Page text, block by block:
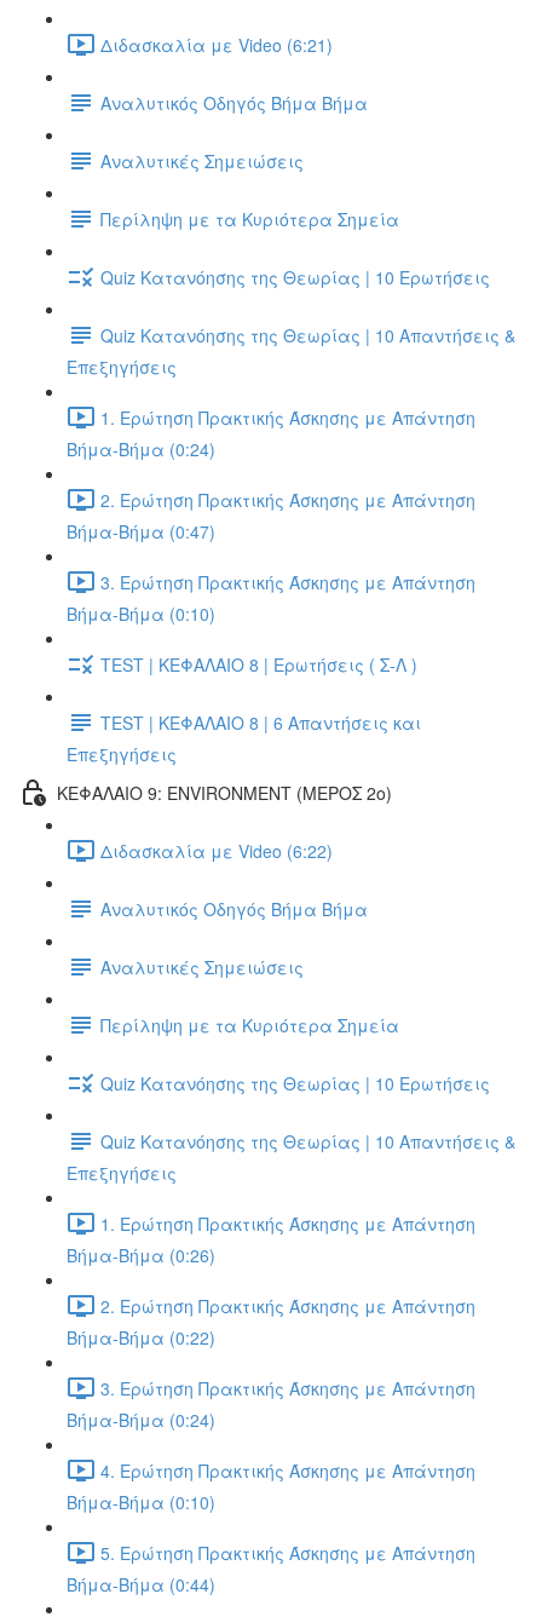
Διδασκαλία με Video (6:21)
Αναλυτικός Οδηγός Βήμα Βήμα
Αναλυτικές Σημειώσεις
Περίληψη με τα Κυριότερα Σημεία
Quiz Κατανόησης της Θεωρίας | 10 Ερωτήσεις
Quiz Κατανόησης της Θεωρίας | 10 Απαντήσεις &
Επεξηγήσεις
1. Ερώτηση Πρακτικής Άσκησης με Απάντηση
Βήμα-Βήμα (0:24)
2. Ερώτηση Πρακτικής Άσκησης με Απάντηση
Βήμα-Βήμα (0:47)
3. Ερώτηση Πρακτικής Άσκησης με Απάντηση
Βήμα-Βήμα (0:10)
TEST | ΚΕΦΑΛΑΙΟ 8 | Ερωτήσεις ( Σ-Λ )
TEST | ΚΕΦΑΛΑΙΟ 8 | 6 Απαντήσεις και
Επεξηγήσεις
ΚΕΦΑΛΑΙΟ 9: ENVIRONMENT (ΜΕΡΟΣ 2o)
Διδασκαλία με Video (6:22)
Αναλυτικός Οδηγός Βήμα Βήμα
Αναλυτικές Σημειώσεις
Περίληψη με τα Κυριότερα Σημεία
Quiz Κατανόησης της Θεωρίας | 10 Ερωτήσεις
Quiz Κατανόησης της Θεωρίας | 10 Απαντήσεις &
Επεξηγήσεις
1. Ερώτηση Πρακτικής Άσκησης με Απάντηση
Βήμα-Βήμα (0:26)
2. Ερώτηση Πρακτικής Άσκησης με Απάντηση
Βήμα-Βήμα (0:22)
3. Ερώτηση Πρακτικής Άσκησης με Απάντηση
Βήμα-Βήμα (0:24)
4. Ερώτηση Πρακτικής Άσκησης με Απάντηση
Βήμα-Βήμα (0:10)
5. Ερώτηση Πρακτικής Άσκησης με Απάντηση
Βήμα-Βήμα (0:44)